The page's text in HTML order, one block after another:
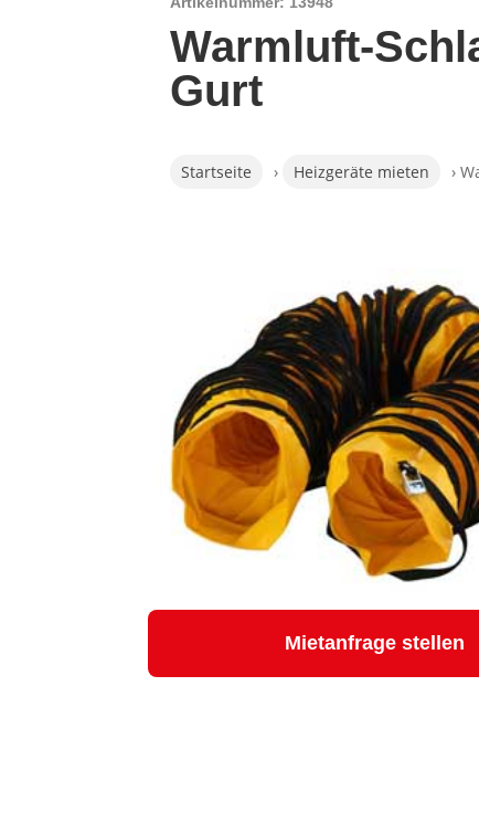
Warmluft-
Gurt
Startseite › Heizgeräte mieten ›
Mietanfrage stellen